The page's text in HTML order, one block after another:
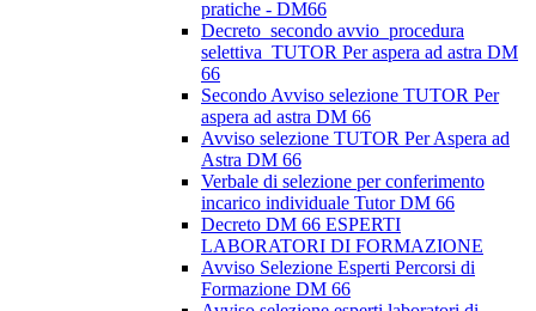
pratiche - DM66
Decreto_secondo avvio_procedura
selettiva_TUTOR Per aspera ad astra DM
66
Secondo Avviso selezione TUTOR Per
aspera ad astra DM 66
Avviso selezione TUTOR Per Aspera ad
Astra DM 66
Verbale di selezione per conferimento
incarico individuale Tutor DM 66
Decreto DM 66 ESPERTI
LABORATORI DI FORMAZIONE
Avviso Selezione Esperti Percorsi di
Formazione DM 66